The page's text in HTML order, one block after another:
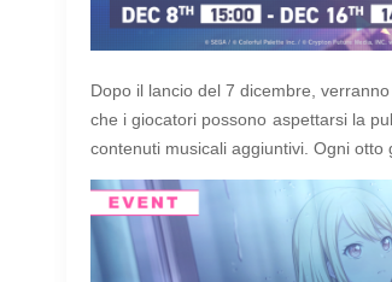
Dopo il lancio del 7 dicembre,
che i giocatori possono aspettarsi la
contenuti musicali aggiuntivi. Ogni